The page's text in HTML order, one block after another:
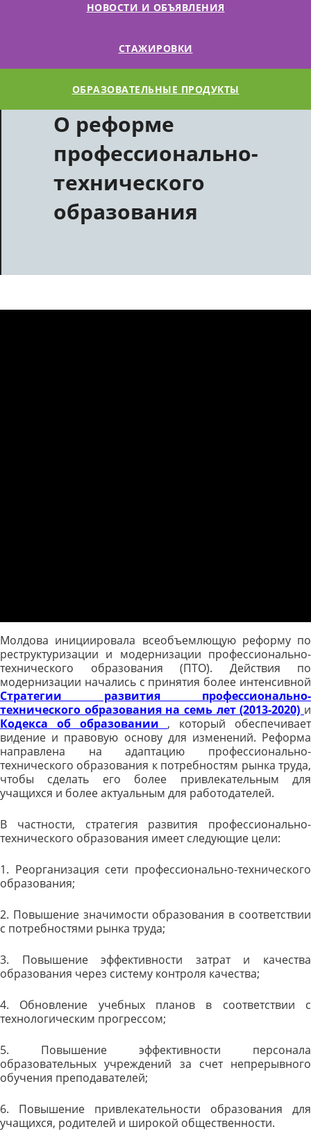
НОВОСТИ И ОБЪЯВЛЕНИЯ
СТАЖИРОВКИ
ОБРАЗОВАТЕЛЬНЫЕ ПРОДУКТЫ
О реформе
профессионально-
технического
образования
Молдова инициировала всеобъемлющую реформу по
реструктуризации и модернизации профессионально-
технического образования (ПТО). Действия по
модернизации начались с принятия более интенсивной
Стратегии развития профессионально-
технического образования на семь лет (2013-2020) и
Кодекса об образовании , который обеспечивает
видение и правовую основу для изменений. Реформа
направлена на адаптацию профессионально-
технического образования к потребностям рынка труда,
чтобы сделать его более привлекательным для
учащихся и более актуальным для работодателей.
В частности, стратегия развития профессионально-
технического образования имеет следующие цели:
1. Реорганизация сети профессионально-технического
образования;
2. Повышение значимости образования в соответствии
с потребностями рынка труда;
3. Повышение эффективности затрат и качества
образования через систему контроля качества;
4. Обновление учебных планов в соответствии с
технологическим прогрессом;
5. Повышение эффективности персонала
образовательных учреждений за счет непрерывного
обучения преподавателей;
6. Повышение привлекательности образования для
учащихся, родителей и широкой общественности.